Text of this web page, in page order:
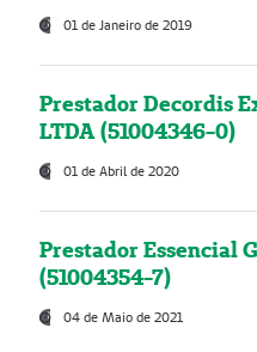
01 de Janeiro de 2019
Prestador Decordis
LTDA (51004346-0)
01 de Abril de 2020
Prestador Essencial
(51004354-7)
04 de Maio de 2021